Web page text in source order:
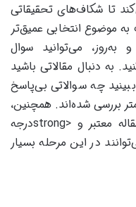
تا شکاف‌های تحقیقاتی
به موضوع انتخابی عمیق‌تر
به‌روز، می‌توانید سوال
به دنبال مقالاتی باشید
چه سوالاتی بی‌پاسخ
بررسی شده‌اند. همچنین،
منابع <strongدرجه اهمیت دانلود مقاله معتبر و <strongدرجه
در این مرحله بسیار